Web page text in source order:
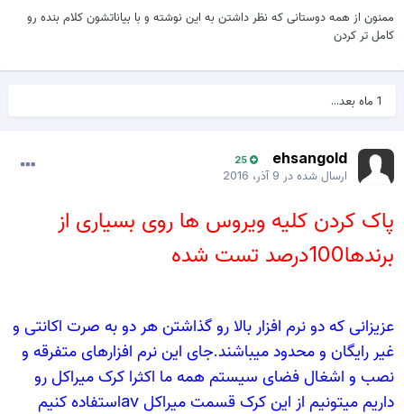
از همه دوستانی که نظر داشتن به این نوشته و با بیاناتشون کلام بنده رو
تر کردن
ehsangold
ارسال شده در9 آذر، 2016
کردن کلیه ویروس ها روی بسیاری از
تست شده
که دو نرم افزار بالا رو گذاشتن هر دو به صرت اکانتی و
رایگان و محدود میباشند.جای این نرم افزارهای متفرقه و
و اشغال فضای سیستم همه ما اکثرا کرک میراکل رو
داریم میتونیم از این کرک قسمت میراکل avاستفاده کنیم